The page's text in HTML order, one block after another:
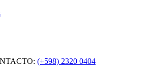
(+598) 2320 0404